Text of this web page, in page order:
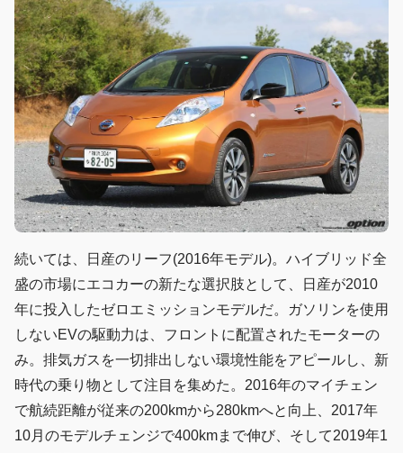
続いては、日産のリーフ(2016年モデル)。ハイブリッド全
盛の市場にエコカーの新たな選択肢として、日産が2010
年に投入したゼロエミッションモデルだ。ガソリンを使用
しないEVの駆動力は、フロントに配置されたモーターの
み。排気ガスを一切排出しない環境性能をアピールし、新
時代の乗り物として注目を集めた。2016年のマイチェン
で航続距離が従来の200kmから280kmへと向上、2017年
10月のモデルチェンジで400kmまで伸び、そして2019年1